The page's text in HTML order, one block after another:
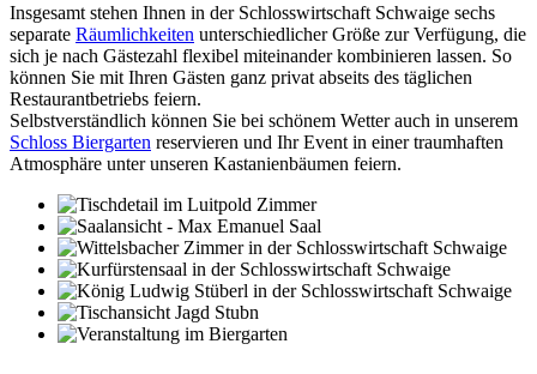
Insgesamt stehen Ihnen in der Schlosswirtschaft Schwaige sechs
separate Räumlichkeiten unterschiedlicher Größe zur Verfügung, die
sich je nach Gästezahl flexibel miteinander kombinieren lassen. So
können Sie mit Ihren Gästen ganz privat abseits des täglichen
Restaurantbetriebs feiern.
Selbstverständlich können Sie bei schönem Wetter auch in unserem
Schloss Biergarten reservieren und Ihr Event in einer traumhaften
Atmosphäre unter unseren Kastanienbäumen feiern.